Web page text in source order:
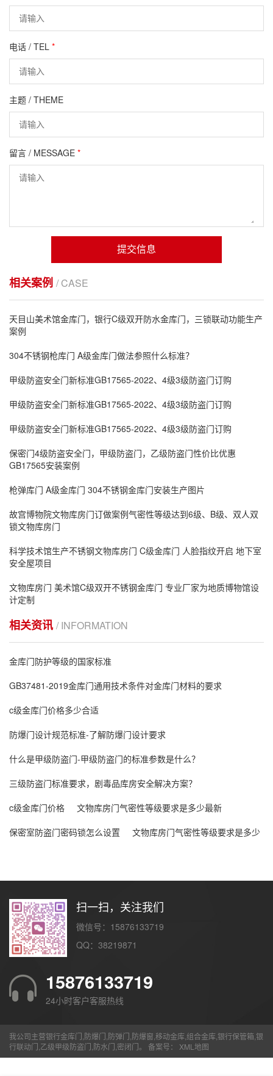
电话 / TEL *
主题 / THEME
留言 / MESSAGE *
提交信息
相关案例 / CASE
天目山美术馆金库门，银行C级双开防水金库门，三锁联动功能生产
案例
304不锈钢枪库门 A级金库门做法参照什么标准？
甲级防盗安全门新标准GB17565-2022、4级3级防盗门订购
甲级防盗安全门新标准GB17565-2022、4级3级防盗门订购
甲级防盗安全门新标准GB17565-2022、4级3级防盗门订购
保密门4级防盗安全门，甲级防盗门，乙级防盗门性价比优惠
GB17565安装案例
枪弹库门 A级金库门 304不锈钢金库门安装生产图片
故宫博物院文物库房门订做案例气密性等级达到6级、B级、双人双
锁文物库房门
科学技术馆生产不锈钢文物库房门 C级金库门 人脸指纹开启 地下室
安全屋项目
文物库房门 美术馆C级双开不锈钢金库门 专业厂家为地质博物馆设
计定制
相关资讯 / INFORMATION
金库门防护等级的国家标准
GB37481-2019金库门通用技术条件对金库门材料的要求
c级金库门价格多少合适
防爆门设计规范标准-了解防爆门设计要求
什么是甲级防盗门-甲级防盗门的标准参数是什么？
三级防盗门标准要求，剧毒品库房安全解决方案？
c级金库门价格
文物库房门气密性等级要求是多少最新
保密室防盗门密码锁怎么设置
文物库房门气密性等级要求是多少
扫一扫，关注我们
微信号：15876133719
QQ：38219871
15876133719
24小时客户客服热线
我公司主营银行金库门,防爆门,防弹门,防爆窗,移动金库,组合金库,银行保管箱,银
行联动门,乙级甲级防盗门,防水门,密闭门。 备案号：
XML地图